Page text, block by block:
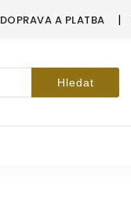
DOPRAVA A PLATBA
Hledat